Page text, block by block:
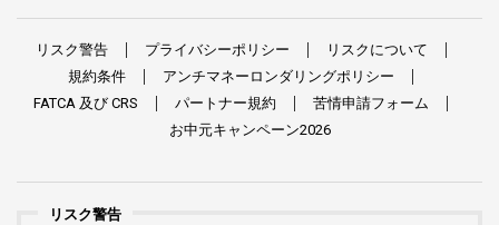
リスク警告 プライバシーポリシー
リスクについて
規約条件
アンチマネーロンダリングポリシー
FATCA 及び CRS パートナー規約 苦情申請フォーム
お中元キャンペーン2026
リスク警告